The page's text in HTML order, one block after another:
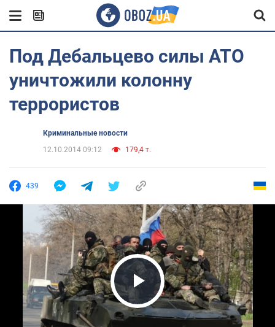
Под Дебальцево силы АТО
уничтожили колонну
террористов
Криминальные новости
12.10.2014 09:12
179,4 т.
439
Play Video